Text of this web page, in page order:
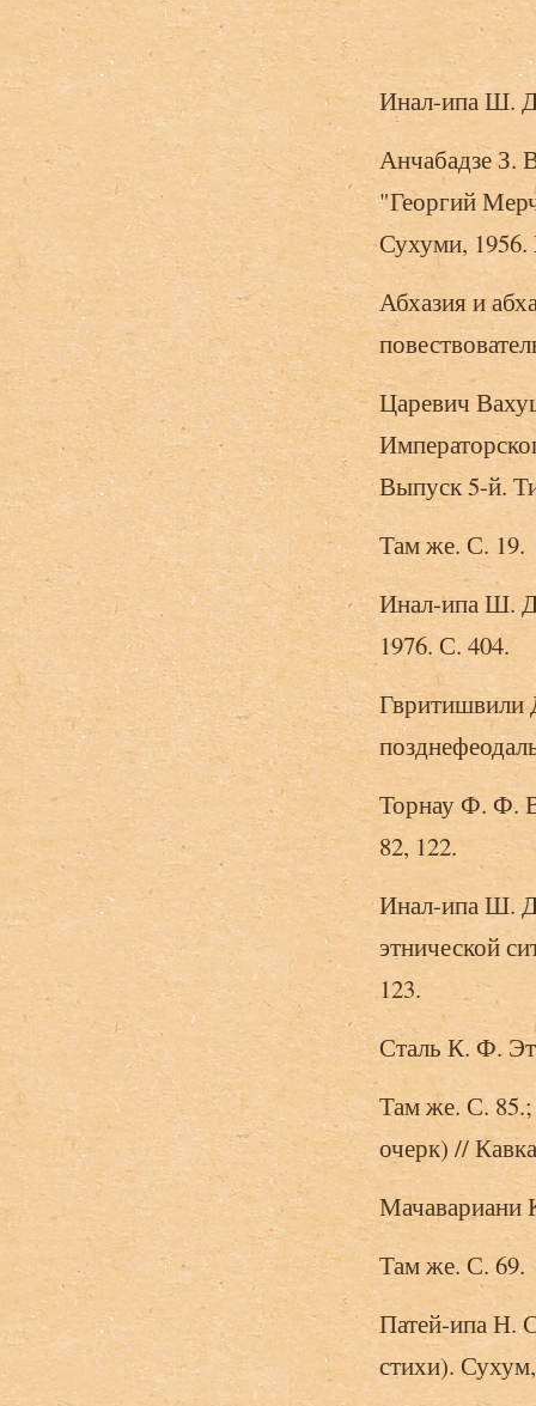
Инал-ипа Ш.
Анчабадзе З.
"Георгий
Сухуми,
Абхазия и
Царевич
Выпуск 5-й.
Там же. С. 19.
Инал-ипа Ш.
1976. С. 404.
Гвритишвили
Торнау Ф. Ф.
82, 122.
Инал-ипа Ш.
этнической
123.
Сталь К. Ф.
Там же. С.
очерк) //
Мачавариани
Там же. С. 69.
Патей-ипа Н.
стихи).